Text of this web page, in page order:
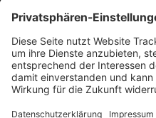
Über Linnenbecker
Unsere Standorte
Unternehmen